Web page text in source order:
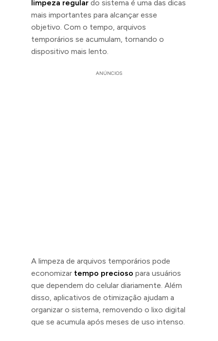
limpeza regular do sistema é uma das dicas
mais importantes para alcançar esse
objetivo. Com o tempo, arquivos
temporários se acumulam, tornando o
dispositivo mais lento.
ANÚNCIOS
A limpeza de arquivos temporários pode
economizar tempo precioso para usuários
que dependem do celular diariamente. Além
disso, aplicativos de otimização ajudam a
organizar o sistema, removendo o lixo digital
que se acumula após meses de uso intenso.